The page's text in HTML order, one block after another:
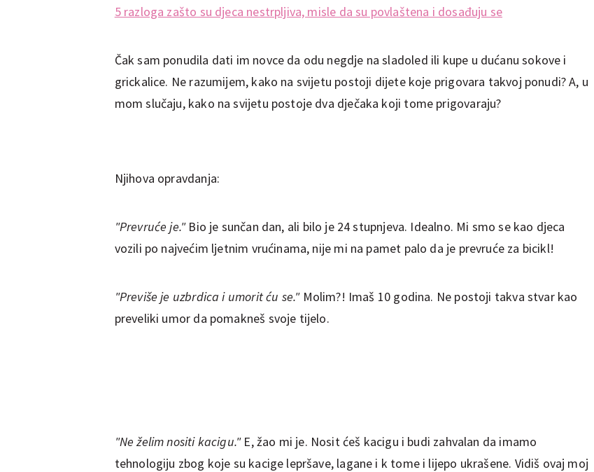
5 razloga zašto su djeca nestrpljiva, misle da su povlaštena i dosađuju se
Čak sam ponudila dati im novce da odu negdje na sladoled ili kupe u dućanu sokove i
grickalice. Ne razumijem, kako na svijetu postoji dijete koje prigovara takvoj ponudi? A, u
mom slučaju, kako na svijetu postoje dva dječaka koji tome prigovaraju?
Njihova opravdanja:
"Prevruće je."Bio je sunčan dan, ali bilo je 24 stupnjeva. Idealno. Mi smo se kao djeca
vozili po najvećim ljetnim vrućinama, nije mi na pamet palo da je prevruće za bicikl!
"Previše je uzbrdica i umorit ću se."Molim?! Imaš 10 godina. Ne postoji takva stvar kao
preveliki umor da pomakneš svoje tijelo.
"Ne želim nositi kacigu." E, žao mi je. Nosit ćeš kacigu i budi zahvalan da imamo
tehnologiju zbog koje su kacige lepršave, lagane i k tome i lijepo ukrašene. Vidiš ovaj moj